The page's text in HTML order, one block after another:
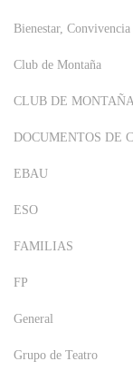
Bienestar,
Club de Montaña
CLUB DE
DOCUMENTOS DE
EBAU
ESO
FAMILIAS
FP
General
Grupo de Teatro